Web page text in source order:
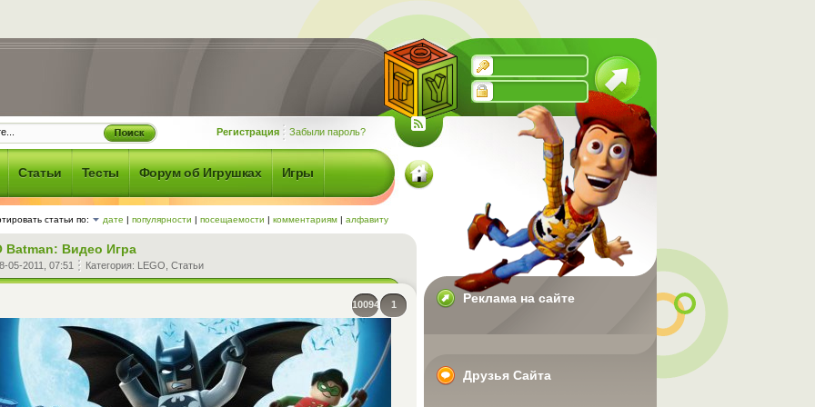
Регистрация Забыли пароль?
Статьи Тесты Форум об Игрушках Игры
статьи по: дате | популярности | посещаемости | комментариям| алфавиту
Batman: Видео Игра
05-2011, 07:51 Категория: LEGO Статьи
1
10094 Реклама на сайте
Друзья Сайта